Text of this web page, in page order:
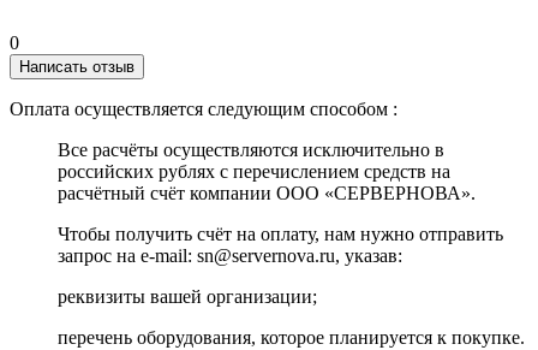
0
Написать отзыв
Оплата осуществляется следующим способом :
Все расчёты осуществляются исключительно в
российских рублях с перечислением средств на
расчётный счёт компании ООО «СЕРВЕРНОВА».
Чтобы получить счёт на оплату, нам нужно отправить
запрос на e-mail: sn@servernova.ru, указав:
реквизиты вашей организации;
перечень оборудования, которое планируется к покупке.